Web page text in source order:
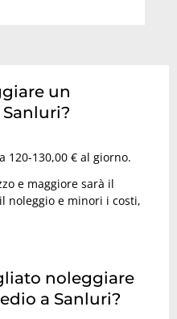
un
120-130,00 € al giorno.
e maggiore sarà il
noleggio e minori i costi,
noleggiare
a Sanluri?